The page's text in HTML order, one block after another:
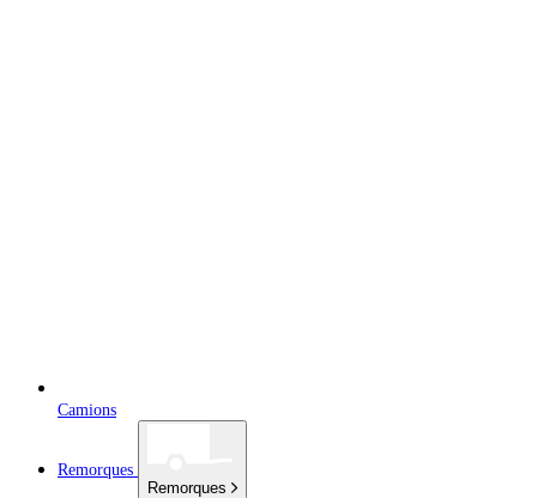
Camions
Remorques
Remorques